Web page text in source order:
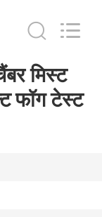
मिस्ट
फॉग टेस्ट